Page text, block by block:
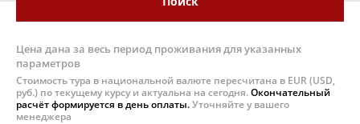
Цена дана за весь период проживания для указанных
параметров
Стоимость тура в национальной валюте пересчитана в EUR (USD,
руб.) по текущему курсу и актуальна на сегодня.Окончательный
расчёт формируется в день оплаты.Уточняйте у вашего
менеджера